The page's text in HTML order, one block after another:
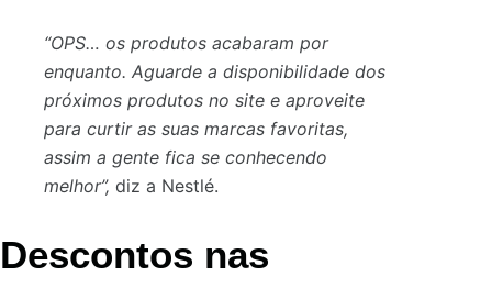
“OPS… os produtos acabaram por
enquanto. Aguarde a disponibilidade dos
próximos produtos no site e aproveite
para curtir as suas marcas favoritas,
assim a gente fica se conhecendo
melhor”, diz a Nestlé.
Descontos nas